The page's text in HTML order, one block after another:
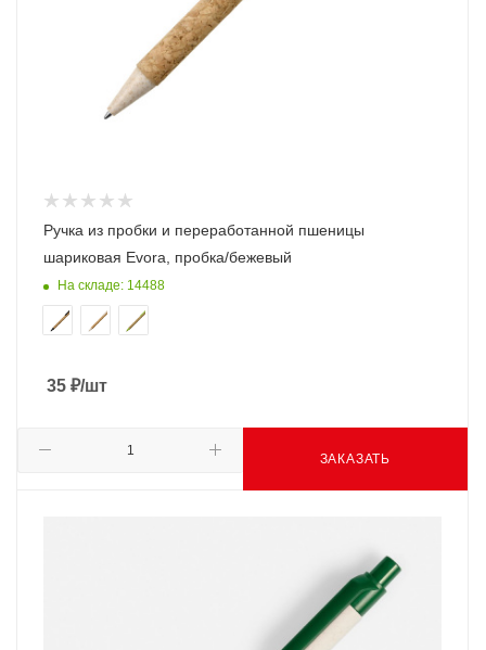
Ручка из пробки и переработанной пшеницы
шариковая Evora, пробка/бежевый
На складе: 14488
35 ₽/шт
ЗАКАЗАТЬ